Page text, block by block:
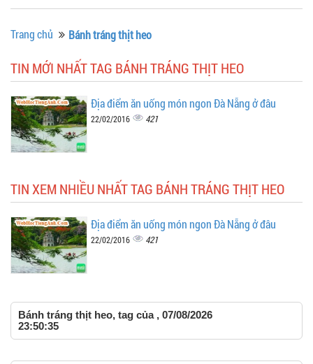
Trang chủ Bánh tráng thịt heo
TIN MỚI NHẤT TAG BÁNH TRÁNG THỊT HEO
Địa điểm ăn uống món ngon Đà Nẵng ở đâu
22/02/2016 421
TIN XEM NHIỀU NHẤT TAG BÁNH TRÁNG THỊT HEO
Địa điểm ăn uống món ngon Đà Nẵng ở đâu
22/02/2016 421
Bánh tráng thịt heo, tag của , 07/08/2026
23:50:35